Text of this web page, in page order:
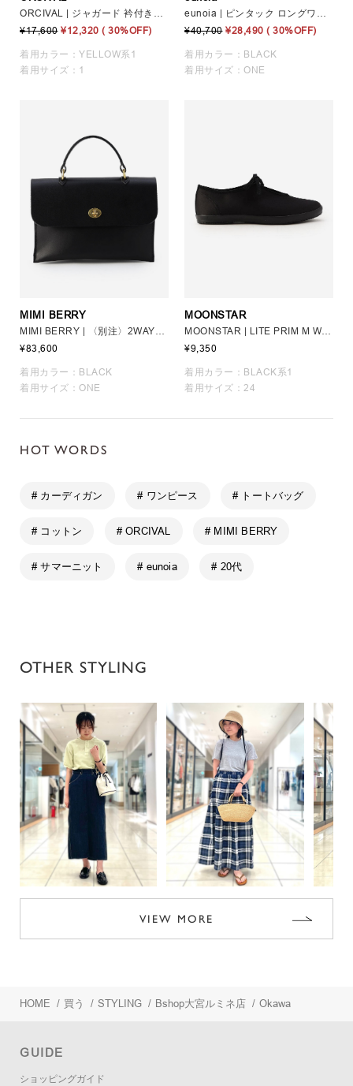
¥17,600 ¥12,320 ( 30%OFF)
着用カラー：YELLOW系1
着用サイズ：1
¥40,700 ¥28,490 ( 30%OFF)
着用カラー：BLACK
着用サイズ：ONE
MIMI BERRY
MIMI BERRY | 〈別注〉2WAYハンドバッグ HEBE-B WOMEN
¥83,600
着用カラー：BLACK
着用サイズ：ONE
MOONSTAR
MOONSTAR | LITE PRIM M WOMEN
¥9,350
着用カラー：BLACK系1
着用サイズ：24
HOT WORDS
# カーディガン # ワンピース # トートバッグ
# コットン # ORCIVAL # MIMI BERRY
# サマーニット # eunoia # 20代
OTHER STYLING
VIEW MORE
HOME / 買う / STYLING / Bshop大宮ルミネ店 / Okawa
GUIDE
ショッピングガイド